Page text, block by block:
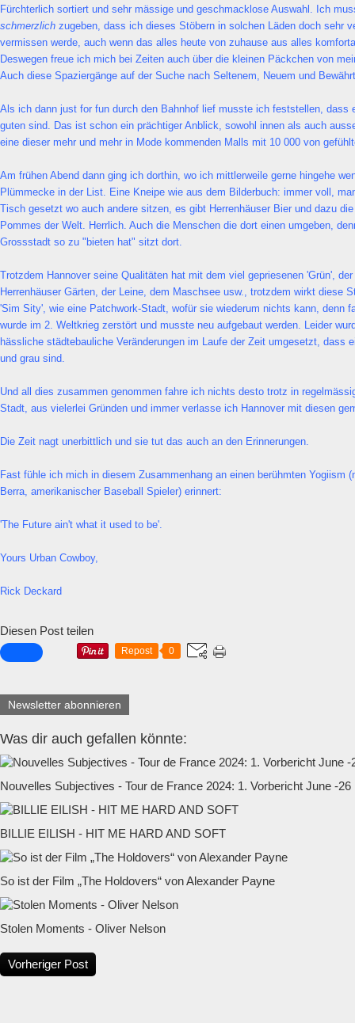
Fürchterlich sortiert und sehr mässige und geschmacklose Auswahl. Ich
schmerzlich zugeben, dass ich dieses Stöbern in solchen Läden doch sehr
vermissen werde, auch wenn das alles heute von zuhause aus alles
Deswegen freue ich mich bei Zeiten auch über die kleinen Päckchen von
Auch diese Spaziergänge auf der Suche nach Seltenem, Neuem und
Als ich dann just for fun durch den Bahnhof lief musste ich feststellen, dass
guten sind. Das ist schon ein prächtiger Anblick, sowohl innen als auch
eine dieser mehr und mehr in Mode kommenden Malls mit 10 000 von
Am frühen Abend dann ging ich dorthin, wo ich mittlerweile gerne hingehe
Plümmecke in der List. Eine Kneipe wie aus dem Bilderbuch: immer voll,
Tisch gesetzt wo auch andere sitzen, es gibt Herrenhäuser Bier und dazu
Pommes der Welt. Herrlich. Auch die Menschen die dort einen umgeben,
Grossstadt so zu "bieten hat" sitzt dort.
Trotzdem Hannover seine Qualitäten hat mit dem viel gepriesenen 'Grün',
Herrenhäuser Gärten, der Leine, dem Maschsee usw., trotzdem wirkt diese
'Sim Sity', wie eine Patchwork-Stadt, wofür sie wiederum nichts kann, denn
wurde im 2. Weltkrieg zerstört und musste neu aufgebaut werden. Leider
hässliche städtebauliche Veränderungen im Laufe der Zeit umgesetzt, dass
und grau sind.
Und all dies zusammen genommen fahre ich nichts desto trotz in
Stadt, aus vielerlei Gründen und immer verlasse ich Hannover mit diesen
Die Zeit nagt unerbittlich und sie tut das auch an den Erinnerungen.
Fast fühle ich mich in diesem Zusammenhang an einen berühmten Yogiism
Berra, amerikanischer Baseball Spieler) erinnert:
'The Future ain't what it used to be'.
Yours Urban Cowboy,
Rick Deckard
Diesen Post teilen
Repost 0
Newsletter abonnieren
Was dir auch gefallen könnte:
Nouvelles Subjectives - Tour de France 2024: 1. Vorbericht June -26
BILLIE EILISH - HIT ME HARD AND SOFT
So ist der Film „The Holdovers“ von Alexander Payne
Stolen Moments - Oliver Nelson
Vorheriger Post